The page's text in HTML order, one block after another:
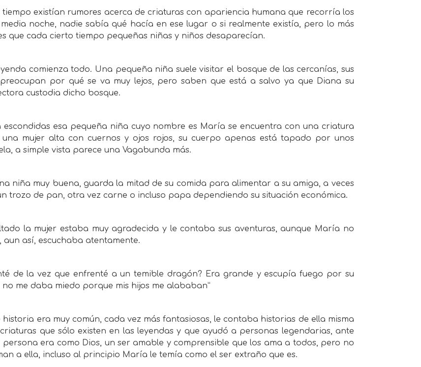
tiempo existían rumores acerca de criaturas con apariencia humana que recorría los
noche, nadie sabía qué hacía en ese lugar o si realmente existía, pero lo más
que cada cierto tiempo pequeñas niñas y niños desaparecían.
comienza todo. Una pequeña niña suele visitar el bosque de las cercanías, sus
por qué se va muy lejos, pero saben que está a salvo ya que Diana su
custodia dicho bosque.
escondidas esa pequeña niña cuyo nombre es María se encuentra con una criatura
una mujer alta con cuernos y ojos rojos, su cuerpo apenas está tapado por unos
a simple vista parece una Vagabunda más.
niña muy buena, guarda la mitad de su comida para alimentar a su amiga, a veces
trozo de pan, otra vez carne o incluso papa dependiendo su situación económica.
la mujer estaba muy agradecida y le contaba sus aventuras, aunque María no
aun así, escuchaba atentamente.
de la vez que enfrenté a un temible dragón? Era grande y escupía fuego por su
me daba miedo porque mis hijos me alababan”
historia era muy común, cada vez más fantasiosas, le contaba historias de ella misma
que sólo existen en las leyendas y que ayudó a personas legendarias, ante
persona era como Dios, un ser amable y comprensible que los ama a todos, pero no
a ella, incluso al principio María le temía como el ser extraño que es.